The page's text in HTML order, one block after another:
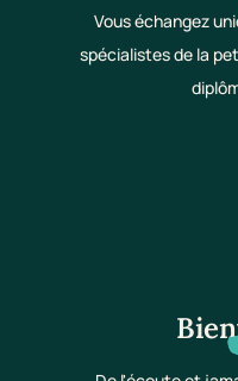
Vous échangez
spécialistes de la